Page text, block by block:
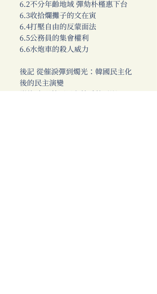
6.2不分年齡地域 彈劾朴槿惠下台
6.3收拾爛攤子的文在寅
6.4打壓自由的反蒙面法
6.5公務員的集會權利
6.6水炮車的殺人威力
後記 從催淚彈到燭光：韓國民主化
後的民主演變